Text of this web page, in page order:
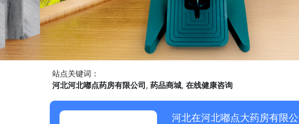
站点关键词：
河北河北嘟点药房有限公司 , 药品商城, 在线健康咨询
河北在河北嘟点大药房有限